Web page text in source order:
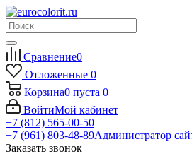
Сравнение0
Отложенные 0
Корзина0 пуста 0
ВойтиМой кабинет
+7 (812) 565-00-50
+7 (961) 803-48-89Администратор
Заказать звонок